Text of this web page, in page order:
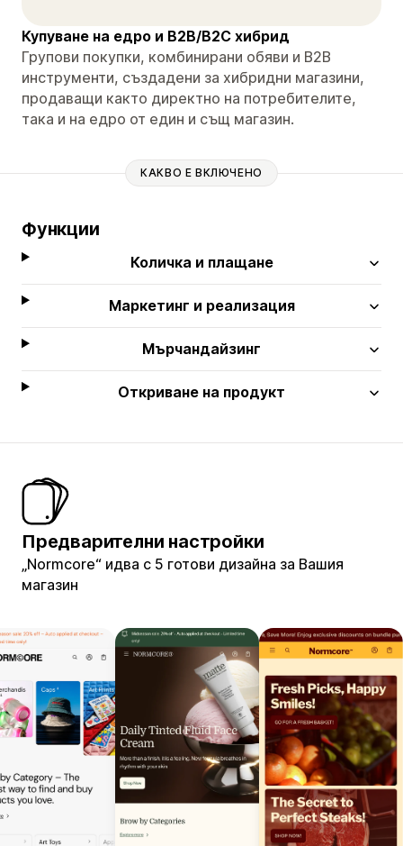
Купуване на едро и B2B/B2C хибрид
Групови покупки, комбинирани обяви и B2B
инструменти, създадени за хибридни магазини,
продаващи както директно на потребителите,
така и на едро от един и същ магазин.
КАКВО Е ВКЛЮЧЕНО
Функции
Количка и плащане
Маркетинг и реализация
Мърчандайзинг
Откриване на продукт
Предварителни настройки
„Normcore“ идва с 5 готови дизайна за Вашия
магазин